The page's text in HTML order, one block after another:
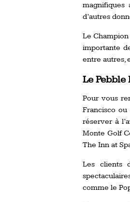
magnifiques
d’autres
Le
importante
entre autres,
Le Pebble
Pour vous
Francisco
réserver à
Monte Golf
The Inn at
Les clients
comme le